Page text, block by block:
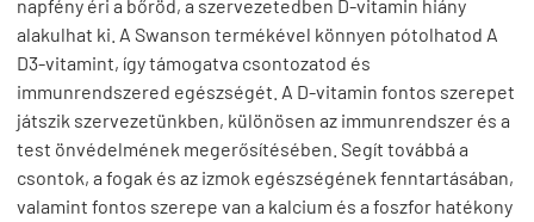
napfény éri a bőröd, a szervezetedben D-vitamin hiány
alakulhat ki. A Swanson termékével könnyen pótolhatod A
D3-vitamint, így támogatva csontozatod és
immunrendszered egészségét. A D-vitamin fontos szerepet
játszik szervezetünkben, különösen az immunrendszer és a
test önvédelmének megerősítésében. Segít továbbá a
csontok, a fogak és az izmok egészségének fenntartásában,
valamint fontos szerepe van a kalcium és a foszfor hatékony